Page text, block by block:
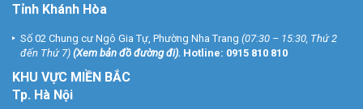
Tỉnh Khánh Hòa
Số 02 Chung cư Ngô Gia Tự, Phường Nha Trang (07:30 – 15:30, Thứ 2
đến Thứ 7) (Xem bản đồ đường đi). Hotline: 0915 810 810
KHU VỰC MIỀN BẮC
Tp. Hà Nội